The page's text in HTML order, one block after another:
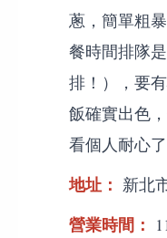
蔥，簡單粗
餐時間排隊
排！），要
飯確實出色
看個人耐心了
地址： 新北
營業時間：